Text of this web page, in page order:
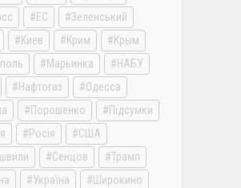
ЕС
Зеленський
Киев Крим
Крым
Марьинка
НАБУ
Нафтогаз
Одесса
Порошенко
Підсумки
Росія
США
Сенцов
Трамп
Україна Широкино